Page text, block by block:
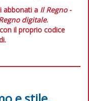
abbonati a Il Regno -
digitale.
il proprio codice